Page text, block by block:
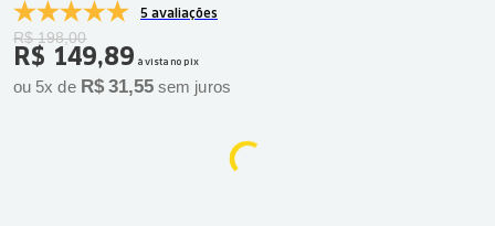
5 avaliações
R$ 198,00
R$ 149,89 à vista no pix
ou 5x de R$ 31,55 sem juros